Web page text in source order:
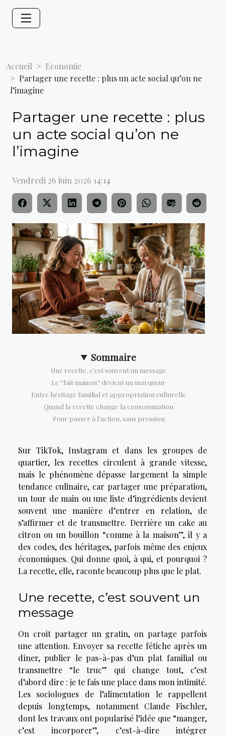
Accueil
Economie
Partager une recette : plus un acte social qu’on ne
l’imagine
Partager une recette : plus
un acte social qu’on ne
l’imagine
Vendredi 26 juin 2026 14:14
Sommaire
Une recette, c’est souvent un message
Le “fait maison” devient un marqueur
Entre héritage familial et appropriation culturelle
Quand la recette change la consommation
Pour passer à l’action, sans pression
Sur TikTok, Instagram et dans les groupes de
quartier, les recettes circulent à grande vitesse,
mais le phénomène dépasse largement la simple
tendance culinaire, car partager une préparation,
un tour de main ou une liste d’ingrédients devient
souvent une manière d’entrer en relation, de
s’affirmer et de transmettre. Derrière un cake au
citron ou un bouillon “comme à la maison”, il y a
des codes, des héritages, parfois même des enjeux
économiques. Qui donne quoi, à qui, et pourquoi ?
La recette, elle, raconte beaucoup plus que le plat.
Une recette, c’est souvent un
message
On croit partager un gratin, on partage parfois
une attention. Envoyer sa recette fétiche après un
dîner, publier le pas-à-pas d’un plat familial ou
transmettre “le truc” qui change tout, c’est
d’abord dire : je te fais une place dans mon intimité.
Les sociologues de l’alimentation le rappellent
depuis longtemps, notamment Claude Fischler,
dont les travaux ont popularisé l’idée que “manger,
c’est incorporer”, c’est-à-dire intégrer